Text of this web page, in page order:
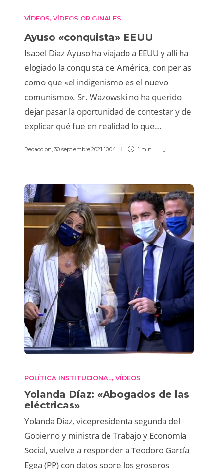
VÍDEOS, VÍDEOS ORIGINALES
Ayuso «conquista» EEUU
Isabel Díaz Ayuso ha viajado a EEUU y allí ha
elogiado la conquista de América, con perlas
como que «el indigenismo es el nuevo
comunismo». Sr. Wazowski no ha querido
dejar pasar la oportunidad de contestar y de
explicar qué fue en realidad lo que…
Redaccion, 30 septiembre 2021 10:04 1 min
POLÍTICA INSTITUCIONAL, VÍDEOS
Yolanda Díaz: «Abogados de las
eléctricas»
Yolanda Díaz, vicepresidenta segunda del
Gobierno y ministra de Trabajo y Economía
Social, vuelve a responder a Teodoro García
Egea (PP) con datos sobre los groseros